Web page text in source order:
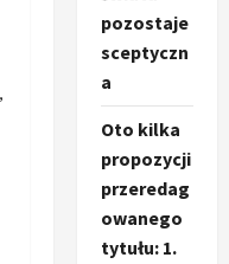
pozostaje
sceptyczn
a
Oto kilka
propozycji
przeredag
owanego
tytułu: 1.